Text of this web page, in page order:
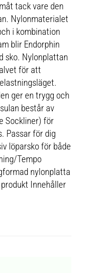
tack vare den
Nylonmaterialet
i kombination
blir Endorphin
sko. Nylonplattan
för att
ger en trygg och
består av
Sockliner) för
Passar för dig
löparsko för både
Tempo
nylonplatta
produkt Innehåller